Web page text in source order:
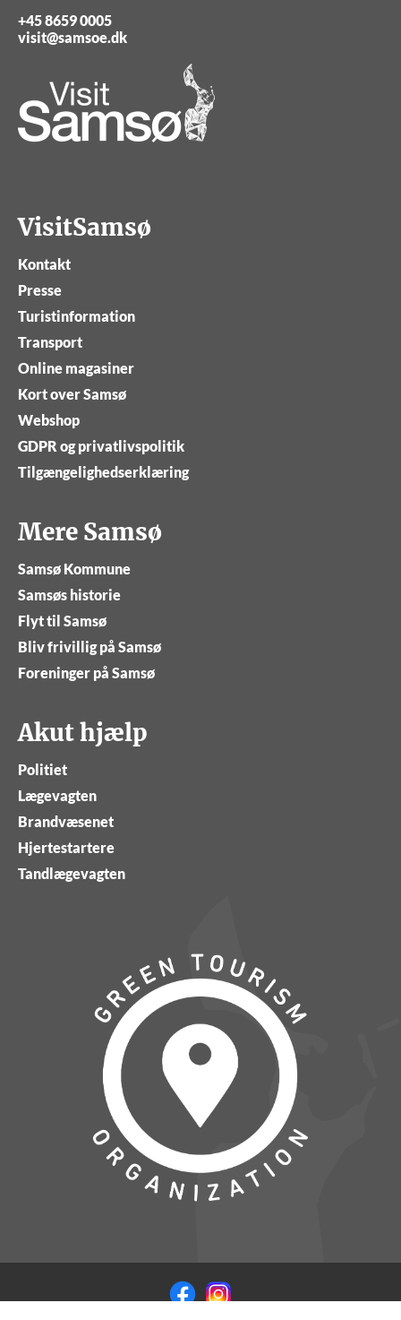
+45 8659 0005
visit@samsoe.dk
VisitSamsø
Kontakt
Presse
Turistinformation
Transport
Online magasiner
Kort over Samsø
Webshop
GDPR og privatlivspolitik
Tilgængelighedserklæring
Mere Samsø
Samsø Kommune
Samsøs historie
Flyt til Samsø
Bliv frivillig på Samsø
Foreninger på Samsø
Akut hjælp
Politiet
Lægevagten
Brandvæsenet
Hjertestartere
Tandlægevagten